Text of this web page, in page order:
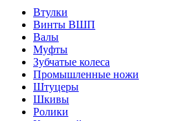
Втулки
Винты ВШП
Валы
Муфты
Зубчатые колеса
Промышленные ножи
Штуцеры
Шкивы
Ролики